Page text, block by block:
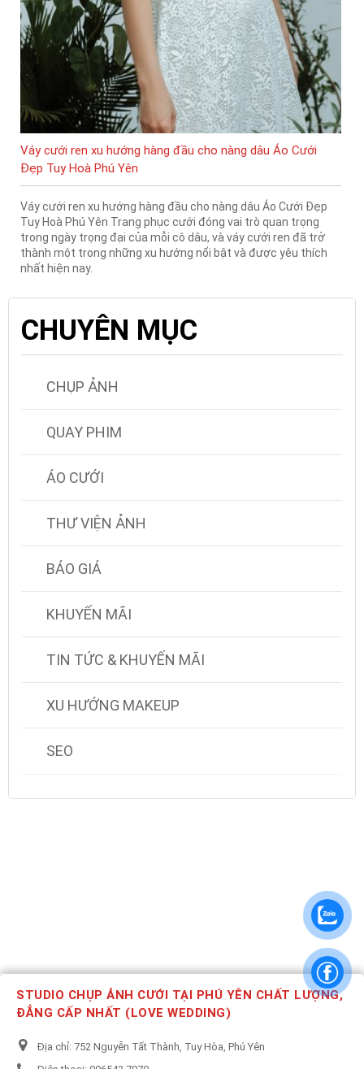
Váy cưới ren xu hướng hàng đầu cho nàng dâu Áo Cưới
Đẹp Tuy Hoà Phú Yên
Váy cưới ren xu hướng hàng đầu cho nàng dâu Áo Cưới Đẹp
Tuy Hoà Phú Yên Trang phục cưới đóng vai trò quan trọng
trong ngày trọng đại của mỗi cô dâu, và váy cưới ren đã trở
thành một trong những xu hướng nổi bật và được yêu thích
nhất hiện nay.
CHUYÊN MỤC
CHỤP ẢNH
QUAY PHIM
ÁO CƯỚI
THƯ VIỆN ẢNH
BÁO GIÁ
KHUYẾN MÃI
TIN TỨC & KHUYẾN MÃI
XU HƯỚNG MAKEUP
SEO
STUDIO CHỤP ẢNH CƯỚI TẠI PHÚ YÊN CHẤT LƯỢNG,
ĐẲNG CẤP NHẤT (LOVE WEDDING)
Địa chỉ: 752 Nguyễn Tất Thành, Tuy Hòa, Phú Yên